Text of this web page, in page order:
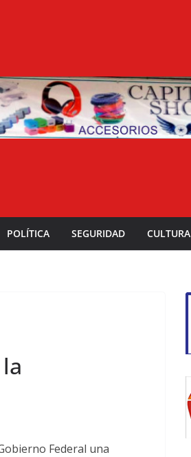
POLÍTICA SEGURIDAD CULTURA
Federal una